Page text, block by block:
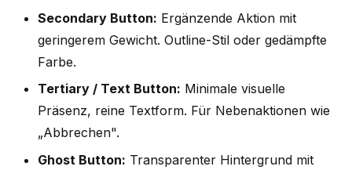
Secondary Button: Ergänzende Aktion mit
geringerem Gewicht. Outline-Stil oder gedämpfte
Farbe.
Tertiary / Text Button: Minimale visuelle
Präsenz, reine Textform. Für Nebenaktionen wie
„Abbrechen".
Ghost Button: Transparenter Hintergrund mit